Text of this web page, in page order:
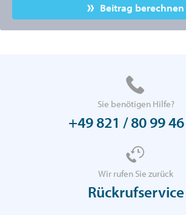
Beitrag berechnen
Sie benötigen Hilfe?
+49 821 / 80 99
Wir rufen Sie zurück
Rückrufservice